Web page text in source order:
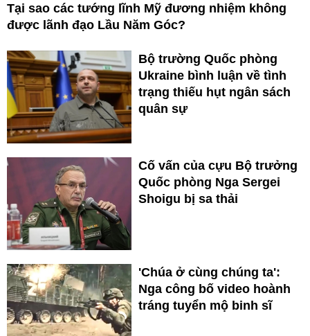
Tại sao các tướng lĩnh Mỹ đương nhiệm không
được lãnh đạo Lầu Năm Góc?
Bộ trường Quốc phòng
Ukraine bình luận về tình
trạng thiếu hụt ngân sách
quân sự
Cố vấn của cựu Bộ trưởng
Quốc phòng Nga Sergei
Shoigu bị sa thải
'Chúa ở cùng chúng ta':
Nga công bố video hoành
tráng tuyển mộ binh sĩ